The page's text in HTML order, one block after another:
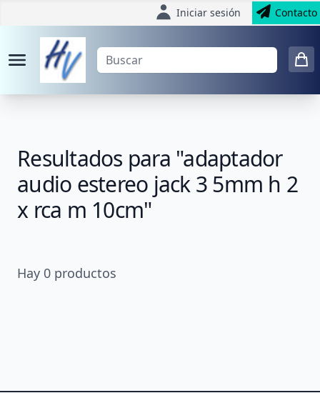
Iniciar sesión Contacto
Resultados para "adaptador
audio estereo jack 3 5mm h 2
x rca m 10cm"
Hay 0 productos